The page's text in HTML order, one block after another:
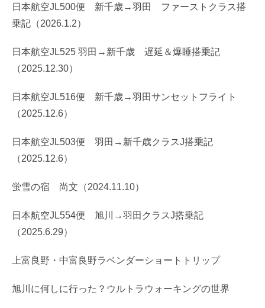
日本航空JL500便 新千歳→羽田 ファーストクラス搭
乗記（2026.1.2）
日本航空JL525 羽田→新千歳 遅延＆爆睡搭乗記
（2025.12.30）
日本航空JL516便 新千歳→羽田サンセットフライト
（2025.12.6）
日本航空JL503便 羽田→新千歳クラスJ搭乗記
（2025.12.6）
蛍雪の宿 尚文（2024.11.10）
日本航空JL554便 旭川→羽田クラスJ搭乗記
（2025.6.29）
上富良野・中富良野ラベンダーショートトリップ
旭川に何しに行った？ウルトラウォーキングの世界